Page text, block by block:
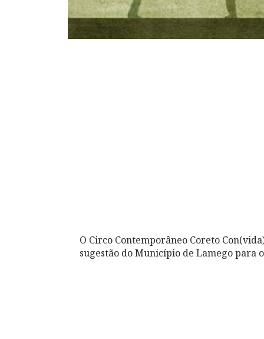
O Circo Contemporâneo Coreto
sugestão do Município de Lamego para